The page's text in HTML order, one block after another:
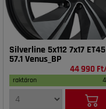
Silverline 5x112 7x17 ET45
57.1 Venus_BP
44 990
raktáron